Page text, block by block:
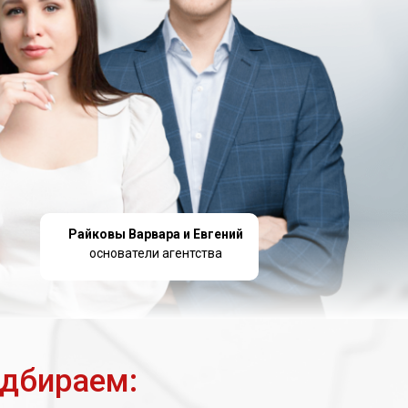
Райковы Варвара и Евгений
основатели агентства